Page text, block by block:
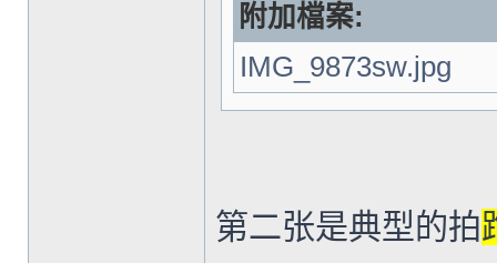
附加檔案:
IMG_9873sw.jpg
第二张是典型的拍